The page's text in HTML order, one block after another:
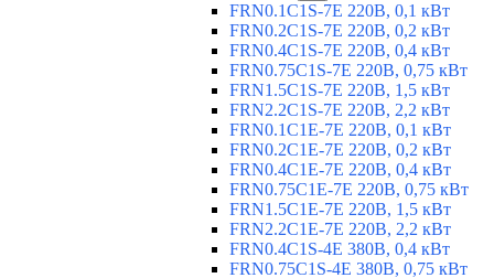
FRN0.1C1S-7E 220В, 0,1 кВт
FRN0.2C1S-7E 220В, 0,2 кВт
FRN0.4C1S-7E 220В, 0,4 кВт
FRN0.75C1S-7E 220В, 0,75 кВт
FRN1.5C1S-7E 220В, 1,5 кВт
FRN2.2C1S-7E 220В, 2,2 кВт
FRN0.1C1E-7E 220В, 0,1 кВт
FRN0.2C1E-7E 220В, 0,2 кВт
FRN0.4C1E-7E 220В, 0,4 кВт
FRN0.75C1E-7E 220В, 0,75 кВт
FRN1.5C1E-7E 220В, 1,5 кВт
FRN2.2C1E-7E 220В, 2,2 кВт
FRN0.4C1S-4E 380В, 0,4 кВт
FRN0.75C1S-4E 380В, 0,75 кВт